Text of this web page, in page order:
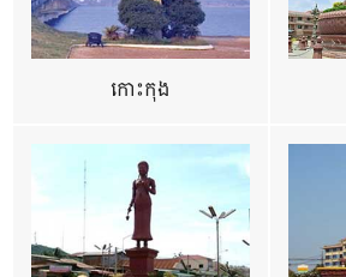
កោះកុង